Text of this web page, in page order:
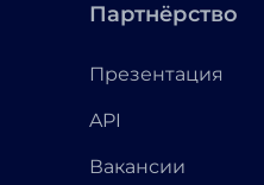
Партнёрство
Презентация
API
Вакансии